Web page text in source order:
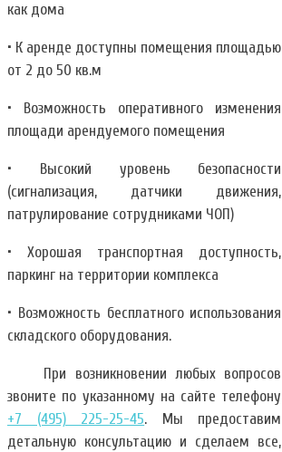
как дома
• К аренде доступны помещения площадью
от 2 до 50 кв.м
• Возможность оперативного изменения
площади арендуемого помещения
• Высокий уровень безопасности
(сигнализация, датчики движения,
патрулирование сотрудниками ЧОП)
• Хорошая транспортная доступность,
паркинг на территории комплекса
• Возможность бесплатного использования
складского оборудования.
При возникновении любых вопросов
звоните по указанному на сайте телефону
+7 (495) 225-25-45. Мы предоставим
детальную консультацию и сделаем все,